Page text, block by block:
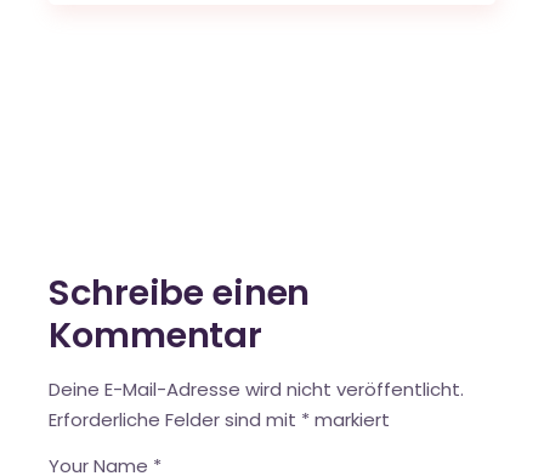
Schreibe einen
Kommentar
Deine E-Mail-Adresse wird nicht veröffentlicht.
Erforderliche Felder sind mit * markiert